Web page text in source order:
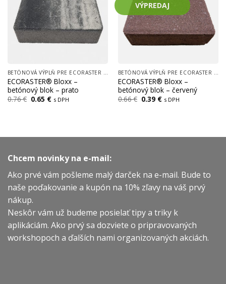
BETÓNOVÁ VÝPLŇ PRE ECORASTER BLOXX
ECORASTER® Bloxx –
betónový blok – prato
0.76€ Pôvodná
cena
0.65 €Aktuálna
cena
s DPH
VÝPREDAJ
BETÓNOVÁ VÝPLŇ PRE ECORASTER BLOXX
ECORASTER® Bloxx –
betónový blok – červený
0.66€ Pôvodná
cena
0.39 €Aktuálna
cena
s DPH
Chcem novinky na e-mail:
Ako prvé vám pošleme malý darček na e-mail. Bude to
naše poďakovanie a kupón na 10% zľavy na váš prvý
nákup.
Neskôr vám už budeme posielať tipy a triky k
aplikáciám. Ako prvý sa dozviete o pripravovaných
workshopoch a ďalších nami organizovaných akciách.